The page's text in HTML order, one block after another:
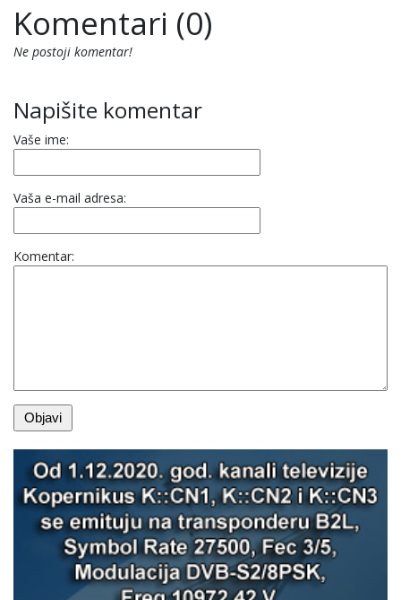
Komentari (0)
Ne postoji komentar!
Napišite komentar
Vaše ime:
Vaša e-mail adresa:
Komentar: